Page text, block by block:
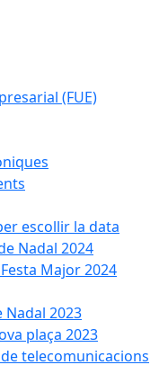
(FUE)
escollir la data
Nadal 2024
Major 2024
Nadal 2023
plaça 2023
telecomunicacions